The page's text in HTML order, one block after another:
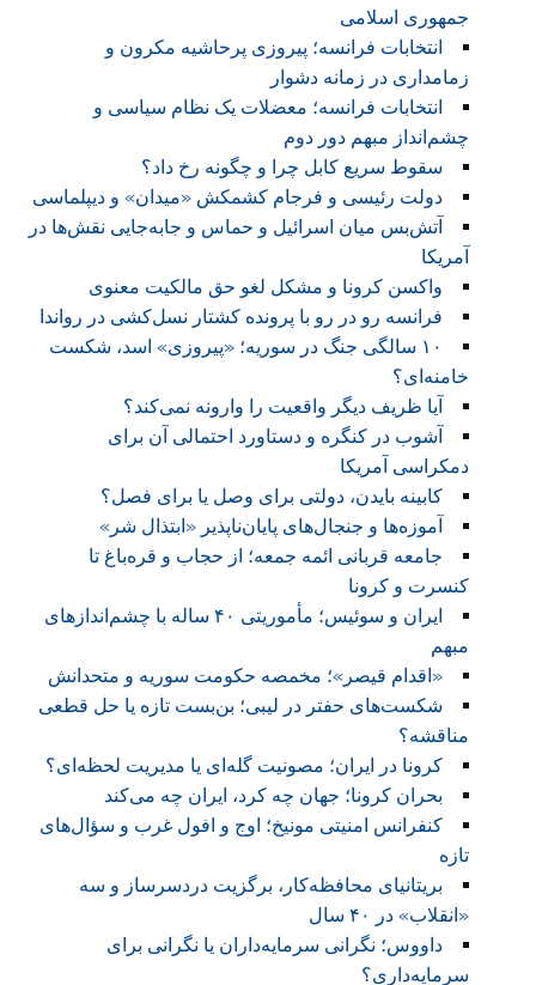
جمهوری اسلامی
انتخابات فرانسه؛ پیروزی پرحاشیه مکرون و
زمامداری در زمانه دشوار
انتخابات فرانسه؛ معضلات یک نظام سیاسی و
چشم‌انداز مبهم دور دوم
سقوط سریع کابل چرا و چگونه رخ داد؟
دولت رئیسی و فرجام کشمکش «میدان» و دیپلماسی
آتش‌بس میان اسرائیل و حماس و جابه‌جایی نقش‌ها در
آمریکا
واکسن کرونا و مشکل لغو حق مالکیت معنوی
فرانسه رو در رو با پرونده کشتار نسل‌کشی در رواندا
۱۰ سالگی جنگ در سوریه؛ «پیروزی» اسد، شکست
خامنه‌ای؟
آیا ظریف دیگر واقعیت را وارونه نمی‌کند؟
آشوب در کنگره و دستاورد احتمالی آن برای
دمکراسی آمریکا
کابینه بایدن، دولتی برای وصل یا برای فصل؟
آموزه‌ها و جنجال‌های پایان‌ناپذیر «ابتذال شر»
جامعه قربانی ائمه جمعه؛ از حجاب و قره‌باغ تا
کنسرت و کرونا
ایران و سوئیس؛ مأموریتی ۴۰ ساله با چشم‌اندازهای
مبهم
«اقدام قیصر»؛ مخمصه حکومت سوریه و متحدانش
شکست‌های حفتر در لیبی؛ بن‌بست تازه یا حل قطعی
مناقشه؟
کرونا در ایران؛ مصونیت گله‌ای یا مدیریت لحظه‌ای؟
بحران کرونا؛ جهان چه کرد، ایران چه می‌کند
کنفرانس امنیتی مونیخ؛ اوج و افول غرب و سؤال‌های
تازه
بریتانیای محافظه‌کار، برگزیت دردسرساز و سه
«انقلاب» در ۴۰ سال
داووس؛ نگرانی سرمایه‌داران یا نگرانی برای
سرمایه‌داری؟